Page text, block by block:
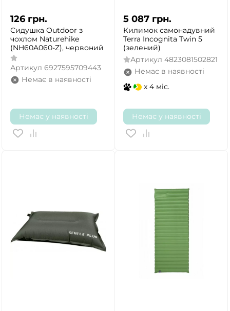
126 грн.
Сидушка Outdoor з
чохлом Naturehike
(NH60A060-Z), червоний
Артикул 6927595709443
Немає в наявності
Немає у наявності
5 087 грн.
Килимок самонадувний
Terra Incognita Twin 5
(зелений)
Артикул 4823081502821
Немає в наявності
x 4 міс.
Немає у наявності